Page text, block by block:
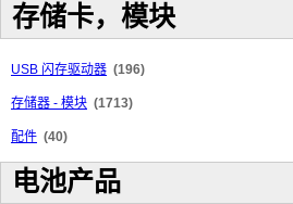
存储卡，模块
USB 闪存驱动器 (196)
存储器 - 模块 (1713)
配件 (40)
电池产品